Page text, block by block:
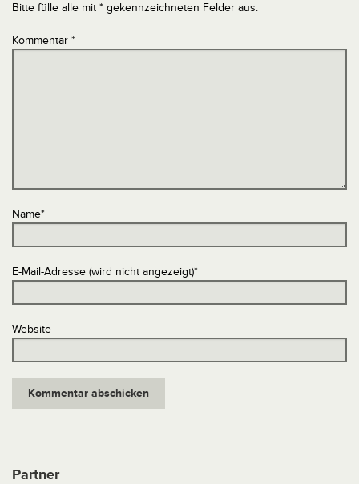
Bitte fülle alle mit * gekennzeichneten Felder aus.
Kommentar *
Name*
E-Mail-Adresse (wird nicht angezeigt)*
Website
Partner